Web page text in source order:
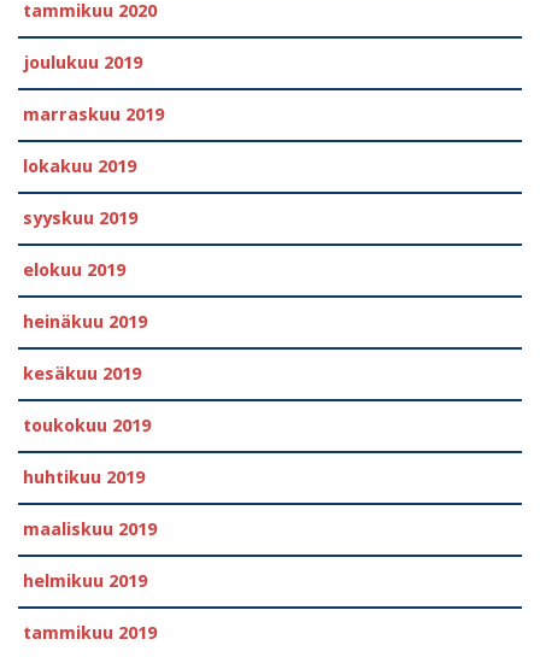
tammikuu 2020
joulukuu 2019
marraskuu 2019
lokakuu 2019
syyskuu 2019
elokuu 2019
heinäkuu 2019
kesäkuu 2019
toukokuu 2019
huhtikuu 2019
maaliskuu 2019
helmikuu 2019
tammikuu 2019